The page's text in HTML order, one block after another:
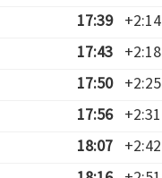
17:39 +2:14
17:43 +2:18
17:50 +2:25
17:56 +2:31
18:07 +2:42